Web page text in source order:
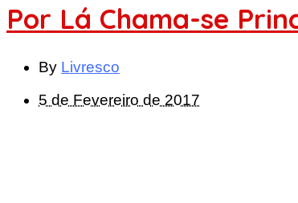
Por Lá Chama-se
By Livresco
5 de Fevereiro de 2017